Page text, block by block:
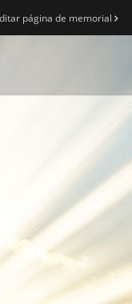
página de memorial